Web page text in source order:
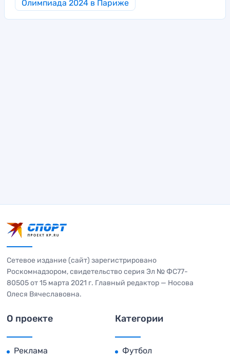
Олимпиада 2024 в Париже
Сетевое издание (сайт) зарегистрировано
Роскомнадзором, свидетельство серия Эл № ФС77-
80505 от 15 марта 2021 г. Главный редактор — Носова
Олеся Вячеславовна.
О проекте
Реклама
Категории
Футбол